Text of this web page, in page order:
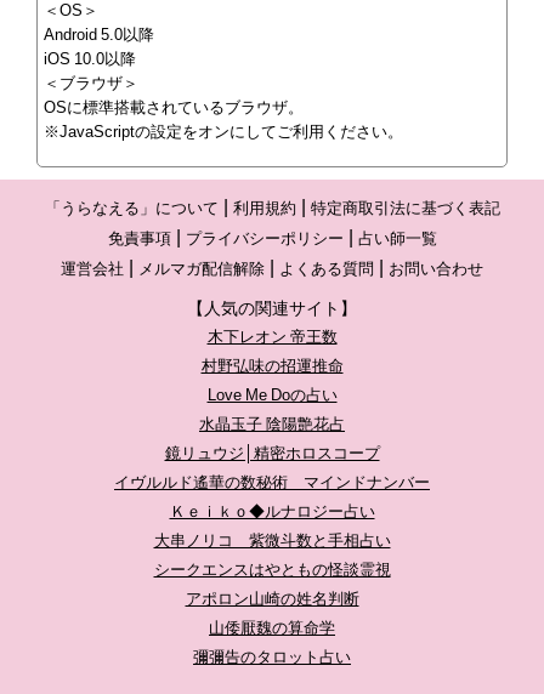
＜OS＞
Android 5.0以降
iOS 10.0以降
＜ブラウザ＞
OSに標準搭載されているブラウザ。
※JavaScriptの設定をオンにしてご利用ください。
「うらなえる」について 利用規約
特定商取引法に基づく表記
免責事項
プライバシーポリシー
占い師一覧
運営会社
メルマガ配信解除 よくある質問 お問い合わせ
【人気の関連サイト】
木下レオン 帝王数
村野弘味の招運推命
Love Me Doの占い
水晶玉子 陰陽艶花占
鏡リュウジ│精密ホロスコープ
イヴルルド遙華の数秘術 マインドナンバー
Ｋｅｉｋｏ◆ルナロジー占い
大串ノリコ 紫微斗数と手相占い
シークエンスはやともの怪談霊視
アポロン山崎の姓名判断
山倭厭魏の算命学
彌彌告のタロット占い